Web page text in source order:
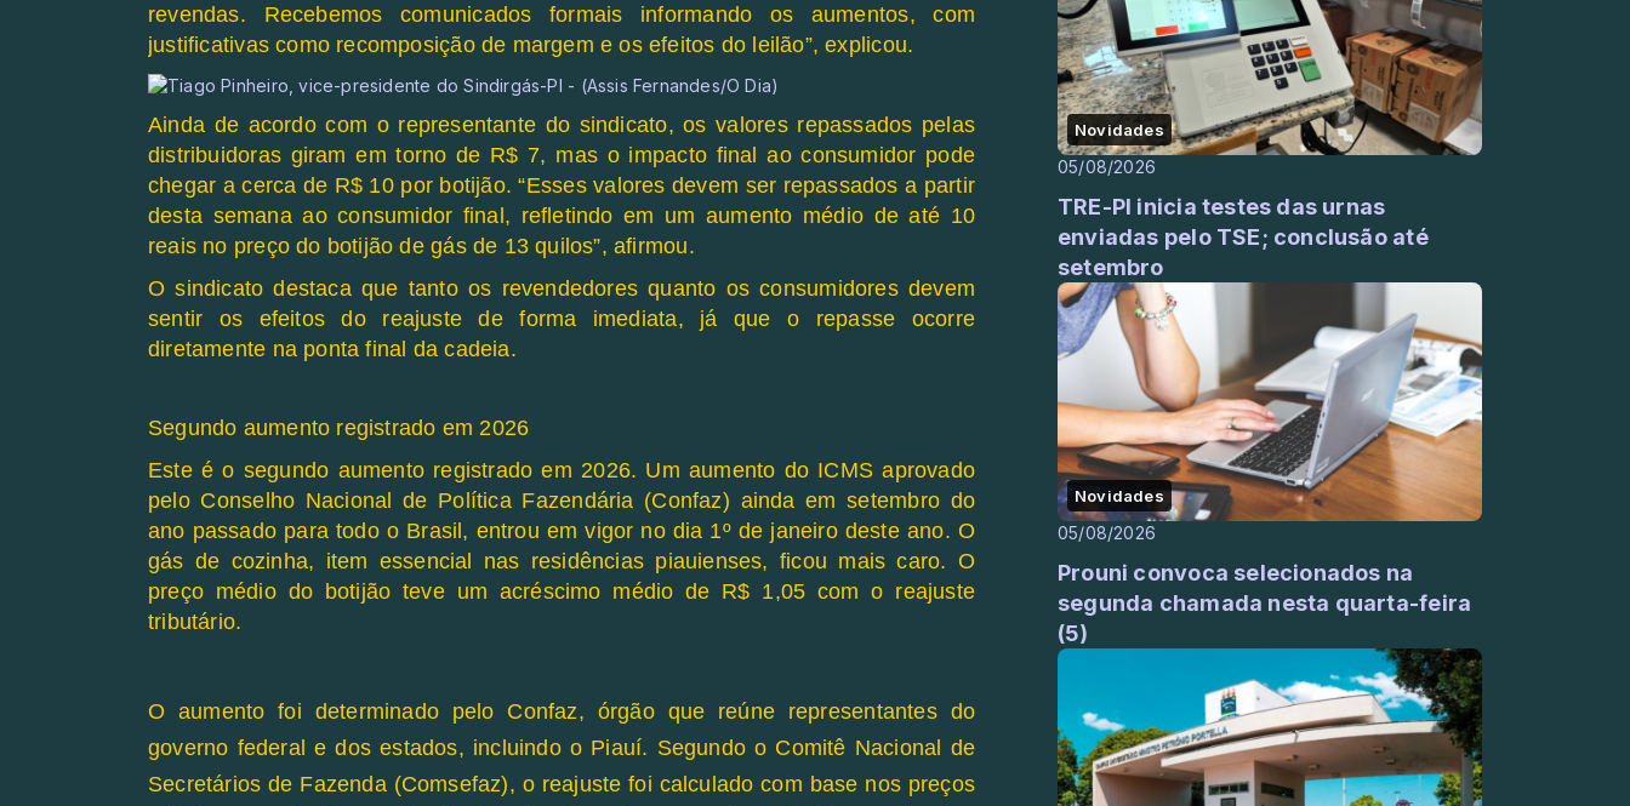
revendas. Recebemos comunicados formais informando os aumentos, com
justificativas como recomposição de margem e os efeitos do leilão”, explicou.
Ainda de acordo com o representante do sindicato, os valores repassados pelas
distribuidoras giram em torno de R$ 7, mas o impacto final ao consumidor pode
chegar a cerca de R$ 10 por botijão. “Esses valores devem ser repassados a partir
desta semana ao consumidor final, refletindo em um aumento médio de até 10
reais no preço do botijão de gás de 13 quilos”, afirmou.
O sindicato destaca que tanto os revendedores quanto os consumidores devem
sentir os efeitos do reajuste de forma imediata, já que o repasse ocorre
diretamente na ponta final da cadeia.
Segundo aumento registrado em 2026
Este é o segundo aumento registrado em 2026. Um aumento do ICMS aprovado
pelo Conselho Nacional de Política Fazendária (Confaz) ainda em setembro do
ano passado para todo o Brasil, entrou em vigor no dia 1º de janeiro deste ano. O
gás de cozinha, item essencial nas residências piauienses, ficou mais caro. O
preço médio do botijão teve um acréscimo médio de R$ 1,05 com o reajuste
tributário.
O aumento foi determinado pelo Confaz, órgão que reúne representantes do
governo federal e dos estados, incluindo o Piauí. Segundo o Comitê Nacional de
Secretários de Fazenda (Comsefaz), o reajuste foi calculado com base nos preços
Novidades
05/08/2026
TRE-PI inicia testes das urnas
enviadas pelo TSE; conclusão até
setembro
Novidades
05/08/2026
Prouni convoca selecionados na
segunda chamada nesta quarta-feira
(5)